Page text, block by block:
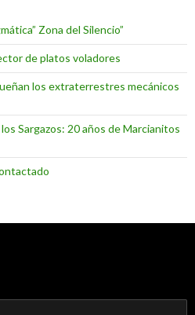
Zona del Silencio”
de platos voladores
los extraterrestres mecánicos
Sargazos: 20 años de Marcianitos